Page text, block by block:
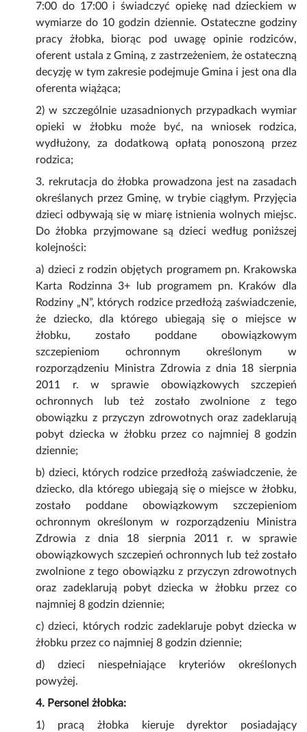
7:00 do 17:00 i świadczyć opiekę nad dzieckiem w
wymiarze do 10 godzin dziennie. Ostateczne godziny
pracy żłobka, biorąc pod uwagę opinie rodziców,
oferent ustala z Gminą, z zastrzeżeniem, że ostateczną
decyzję w tym zakresie podejmuje Gmina i jest ona dla
oferenta wiążąca;
2) w szczególnie uzasadnionych przypadkach wymiar
opieki w żłobku może być, na wniosek rodzica,
wydłużony, za dodatkową opłatą ponoszoną przez
rodzica;
3. rekrutacja do żłobka prowadzona jest na zasadach
określanych przez Gminę, w trybie ciągłym. Przyjęcia
dzieci odbywają się w miarę istnienia wolnych miejsc.
Do żłobka przyjmowane są dzieci według poniższej
kolejności:
a) dzieci z rodzin objętych programem pn. Krakowska
Karta Rodzinna 3+ lub programem pn. Kraków dla
Rodziny „N”, których rodzice przedłożą zaświadczenie,
że dziecko, dla którego ubiegają się o miejsce w
żłobku, zostało poddane obowiązkowym
szczepieniom ochronnym określonym w
rozporządzeniu Ministra Zdrowia z dnia 18 sierpnia
2011 r. w sprawie obowiązkowych szczepień
ochronnych lub też zostało zwolnione z tego
obowiązku z przyczyn zdrowotnych oraz zadeklarują
pobyt dziecka w żłobku przez co najmniej 8 godzin
dziennie;
b) dzieci, których rodzice przedłożą zaświadczenie, że
dziecko, dla którego ubiegają się o miejsce w żłobku,
zostało poddane obowiązkowym szczepieniom
ochronnym określonym w rozporządzeniu Ministra
Zdrowia z dnia 18 sierpnia 2011 r. w sprawie
obowiązkowych szczepień ochronnych lub też zostało
zwolnione z tego obowiązku z przyczyn zdrowotnych
oraz zadeklarują pobyt dziecka w żłobku przez co
najmniej 8 godzin dziennie;
c) dzieci, których rodzic zadeklaruje pobyt dziecka w
żłobku przez co najmniej 8 godzin dziennie;
d) dzieci niespełniające kryteriów określonych
powyżej.
4. Personel żłobka:
1) pracą żłobka kieruje dyrektor posiadający